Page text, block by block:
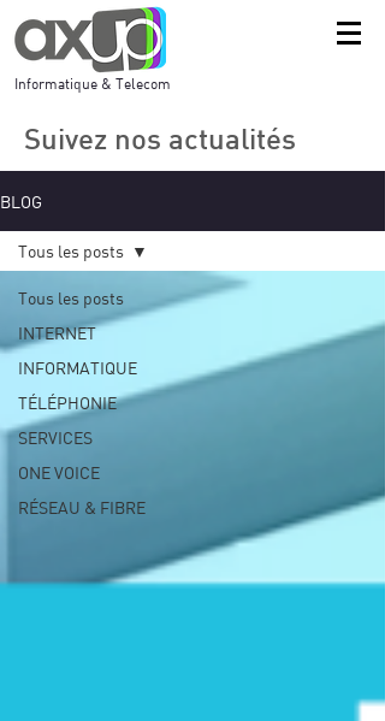
Informatique & Telecom
Suivez nos actualités
BLOG
Tous les posts
INTERNET
INFORMATIQUE
TÉLÉPHONIE
SERVICES
ONE VOICE
RÉSEAU & FIBRE
Tous les posts